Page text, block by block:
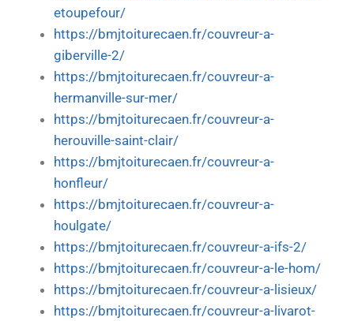
etoupefour/
https://bmjtoiturecaen.fr/couvreur-a-
giberville-2/
https://bmjtoiturecaen.fr/couvreur-a-
hermanville-sur-mer/
https://bmjtoiturecaen.fr/couvreur-a-
herouville-saint-clair/
https://bmjtoiturecaen.fr/couvreur-a-
honfleur/
https://bmjtoiturecaen.fr/couvreur-a-
houlgate/
https://bmjtoiturecaen.fr/couvreur-a-ifs-2/
https://bmjtoiturecaen.fr/couvreur-a-le-hom/
https://bmjtoiturecaen.fr/couvreur-a-lisieux/
https://bmjtoiturecaen.fr/couvreur-a-livarot-